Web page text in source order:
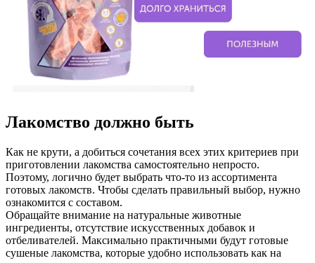
Лакомство должно быть
Как не крути, а добиться сочетания всех этих критериев при
приготовлении лакомства самостоятельно непросто.
Поэтому, логично будет выбрать что-то из ассортимента
готовых лакомств. Чтобы сделать правильный выбор, нужно
ознакомится с составом.
Обращайте внимание на натуральные животные
ингредиенты, отсутствие искусственных добавок и
отбеливателей. Максимально практичными будут готовые
сушеные лакомства, которые удобно использовать как на